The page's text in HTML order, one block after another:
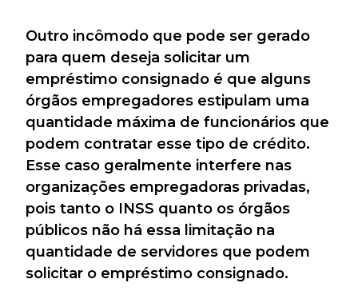
Outro incômodo que pode ser gerado
para quem deseja solicitar um
empréstimo consignado é que alguns
órgãos empregadores estipulam uma
quantidade máxima de funcionários que
podem contratar esse tipo de crédito.
Esse caso geralmente interfere nas
organizações empregadoras privadas,
pois tanto o INSS quanto os órgãos
públicos não há essa limitação na
quantidade de servidores que podem
solicitar o empréstimo consignado.